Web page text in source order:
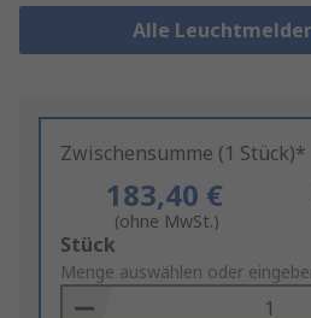
Alle
Zwischensumme (1 Stück)*
183,40 €
(ohne MwSt.)
Add
to
Basket
Stück
Menge auswählen oder